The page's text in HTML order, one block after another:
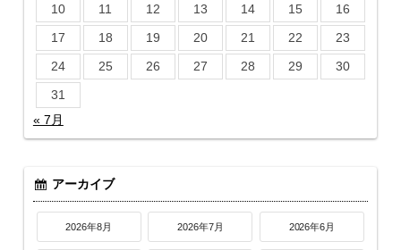
10
11 12 13 14 15
16
17
18 19 20 21 22
23
24
25 26 27 28 29
30
31
« 7月
アーカイブ
2026年8月 2026年7月 2026年6月